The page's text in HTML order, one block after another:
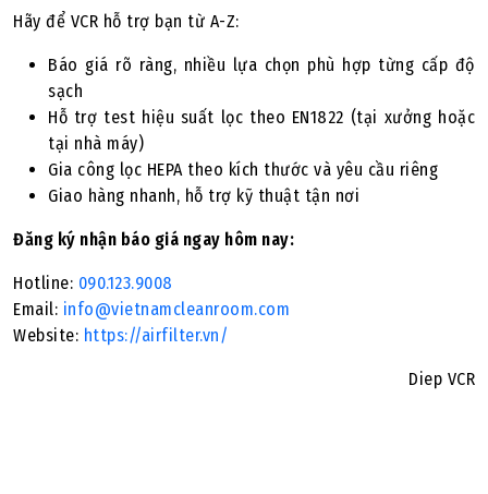
Hãy để VCR hỗ trợ bạn từ A-Z:
Báo giá rõ ràng, nhiều lựa chọn phù hợp từng cấp độ
sạch
Hỗ trợ test hiệu suất lọc theo EN1822 (tại xưởng hoặc
tại nhà máy)
Gia công lọc HEPA theo kích thước và yêu cầu riêng
Giao hàng nhanh, hỗ trợ kỹ thuật tận nơi
Đăng ký nhận báo giá ngay hôm nay:
Hotline: 090.123.9008
Email: info@vietnamcleanroom.com
Website: https://airfilter.vn/
Diep VCR